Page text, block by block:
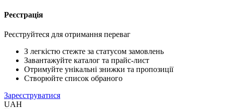
Реєстрація
Реєструйтеся для отримання переваг
З легкістю стежте за статусом замовлень
Завантажуйте каталог та прайс-лист
Отримуйте унікальні знижки та пропозиції
Створюйте список обраного
Зареєструватися
UAH
XLS
EXCEL
(Розн.)
XLS
EXCEL
2005